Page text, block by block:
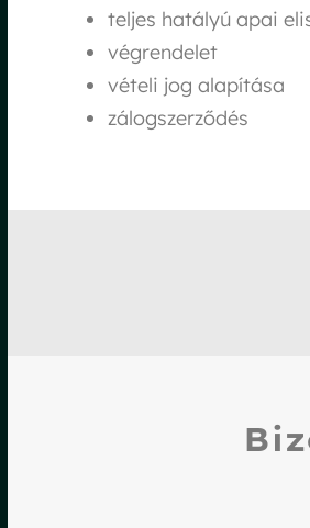
teljes hatályú apai
végrendelet
vételi jog alapítása
zálogszerződés